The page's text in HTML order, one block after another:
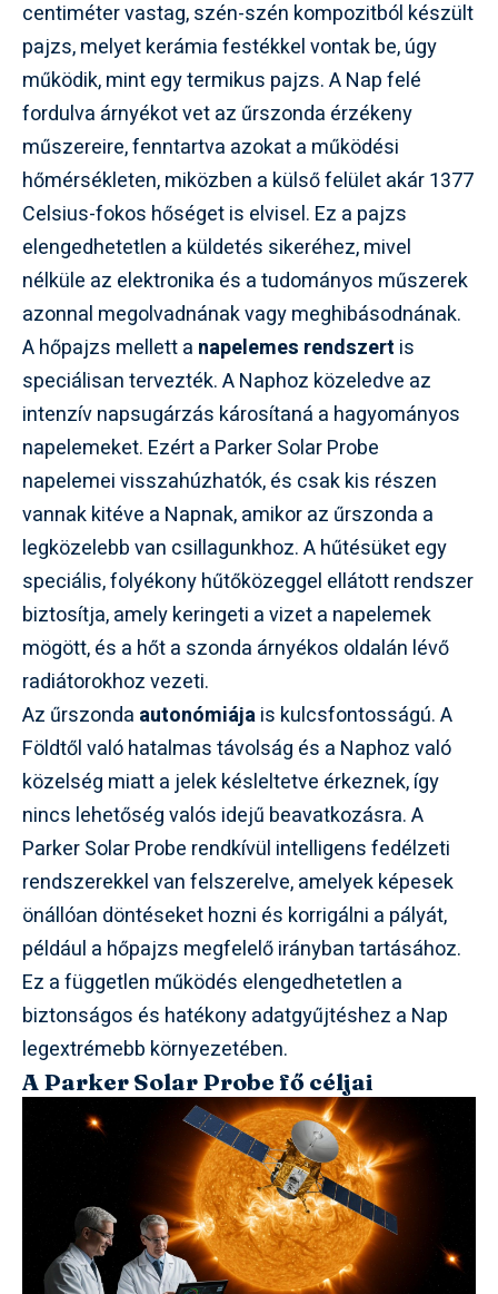
centiméter vastag, szén-szén kompozitból készült
pajzs, melyet kerámia festékkel vontak be, úgy
működik, mint egy termikus pajzs. A Nap felé
fordulva árnyékot vet az űrszonda érzékeny
műszereire, fenntartva azokat a működési
hőmérsékleten, miközben a külső felület akár 1377
Celsius-fokos hőséget is elvisel. Ez a pajzs
elengedhetetlen a küldetés sikeréhez, mivel
nélküle az elektronika és a tudományos műszerek
azonnal megolvadnának vagy meghibásodnának.
A hőpajzs mellett a napelemes rendszert is
speciálisan tervezték. A Naphoz közeledve az
intenzív napsugárzás károsítaná a hagyományos
napelemeket. Ezért a Parker Solar Probe
napelemei visszahúzhatók, és csak kis részen
vannak kitéve a Napnak, amikor az űrszonda a
legközelebb van csillagunkhoz. A hűtésüket egy
speciális, folyékony hűtőközeggel ellátott rendszer
biztosítja, amely keringeti a vizet a napelemek
mögött, és a hőt a szonda árnyékos oldalán lévő
radiátorokhoz vezeti.
Az űrszonda autonómiájais kulcsfontosságú. A
Földtől való hatalmas távolság és a Naphoz való
közelség miatt a jelek késleltetve érkeznek, így
nincs lehetőség valós idejű beavatkozásra. A
Parker Solar Probe rendkívül intelligens fedélzeti
rendszerekkel van felszerelve, amelyek képesek
önállóan döntéseket hozni és korrigálni a pályát,
például a hőpajzs megfelelő irányban tartásához.
Ez a független működés elengedhetetlen a
biztonságos és hatékony adatgyűjtéshez a Nap
legextrémebb környezetében.
A Parker Solar Probe fő céljai